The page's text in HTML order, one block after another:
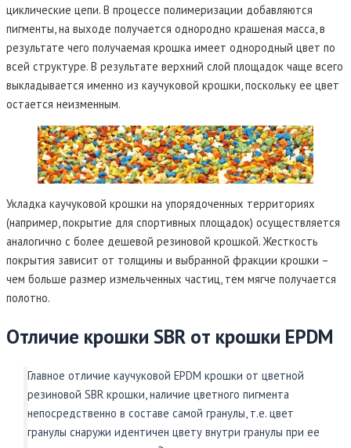
циклические цепи. В процессе полимеризации добавляются
пигменты, на выходе получается однородно крашеная масса, в
результате чего получаемая крошка имеет однородный цвет по
всей структуре. В результате верхний слой площадок чаще всего
выкладывается именно из каучуковой крошки, поскольку ее цвет
остается неизменным.
Укладка каучуковой крошки на упорядоченных территориях
(например, покрытие для спортивных площадок) осуществляется
аналогично с более дешевой резиновой крошкой. Жесткость
покрытия зависит от толщины и выбранной фракции крошки –
чем больше размер измельченных частиц, тем мягче получается
полотно.
Отличие крошки SBR от крошки EPDM
Главное отличие каучуковой EPDM крошки от цветной
резиновой SBR крошки, наличие цветного пигмента
непосредственно в составе самой гранулы, т.е. цвет
гранулы снаружи идентичен цвету внутри гранулы при ее